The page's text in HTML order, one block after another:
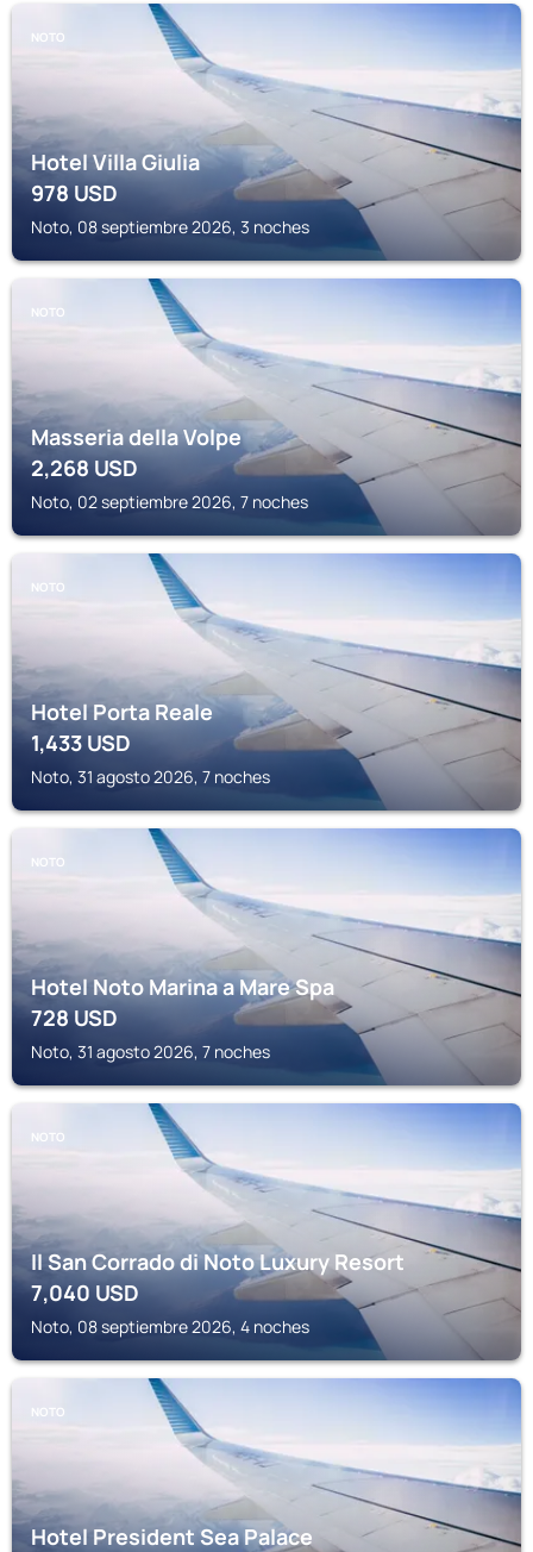
NOTO
Hotel Villa Giulia
978USD
Noto, 08 septiembre 2026, 3 noches
NOTO
Masseria della Volpe
2,268 USD
Noto, 02 septiembre 2026, 7 noches
NOTO
Hotel Porta Reale
1,433USD
Noto, 31 agosto 2026, 7 noches
NOTO
Hotel Noto Marina a Mare Spa
728USD
Noto, 31 agosto 2026, 7 noches
NOTO
Il San Corrado di Noto Luxury Resort
7,040USD
Noto, 08 septiembre 2026, 4 noches
NOTO
Hotel President Sea Palace